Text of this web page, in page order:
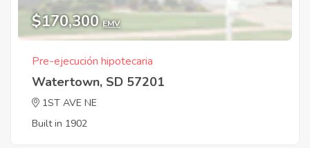
$170,300 EMV
Pre-ejecución hipotecaria
Watertown, SD 57201
1ST AVE NE
Built in 1902